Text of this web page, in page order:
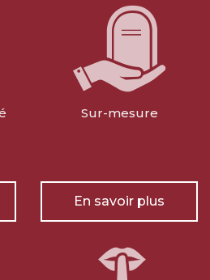
Sur-mesure
En savoir plus